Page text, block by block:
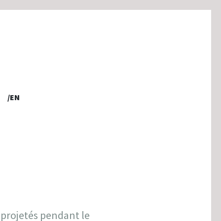
/EN
pendant le